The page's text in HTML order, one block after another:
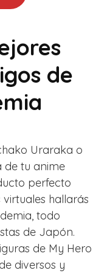
de
Uraraka o
de tu anime
perfecto
hallarás
todo
de Japón.
de My Hero
diversos y